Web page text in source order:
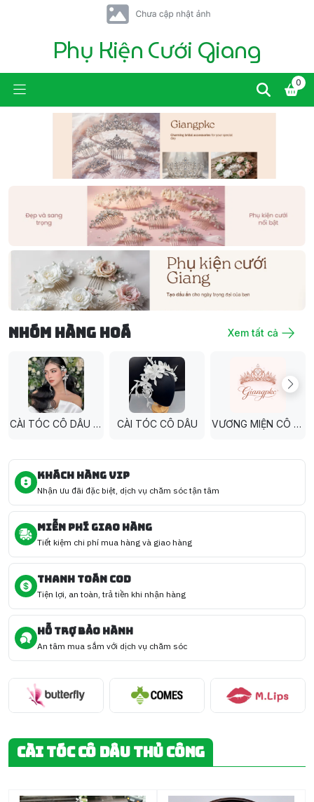
Phụ Kiện Cưới Giang
0
Nhóm hàng hoá Xem tất cả
CÀI TÓC CÔ DÂU THỦ CÔNG CÀI TÓC CÔ DÂU VƯƠNG MIỆN CÔ DÂU
KHÁCH HÀNG VIP
Nhận ưu đãi đặc biệt, dịch vụ chăm sóc tận tâm
MIỄN PHÍ GIAO HÀNG
Tiết kiệm chi phí mua hàng và giao hàng
THANH TOÁN COD
Tiện lợi, an toàn, trả tiền khi nhận hàng
HỖ TRỢ BẢO HÀNH
An tâm mua sắm với dịch vụ chăm sóc
CÀI TÓC CÔ DÂU THỦ CÔNG